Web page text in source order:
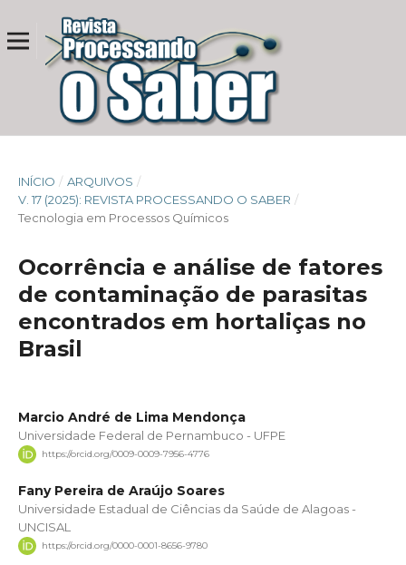
INÍCIO / ARQUIVOS /
V. 17 (2025): REVISTA PROCESSANDO O SABER /
Tecnologia em Processos Químicos
Ocorrência e análise de fatores
de contaminação de parasitas
encontrados em hortaliças no
Brasil
Marcio André de Lima Mendonça
Universidade Federal de Pernambuco - UFPE
https://orcid.org/0009-0009-7956-4776
Fany Pereira de Araújo Soares
Universidade Estadual de Ciências da Saúde de Alagoas -
UNCISAL
https://orcid.org/0000-0001-8656-9780